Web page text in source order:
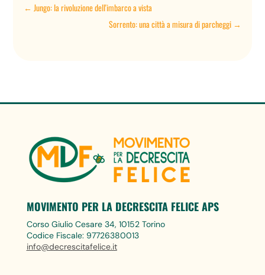
← Jungo: la rivoluzione dell'imbarco a vista
Sorrento: una città a misura di parcheggi→
MOVIMENTO PER LA DECRESCITA FELICE APS
Corso Giulio Cesare 34, 10152 Torino
Codice Fiscale: 97726380013
info@decrescitafelice.it